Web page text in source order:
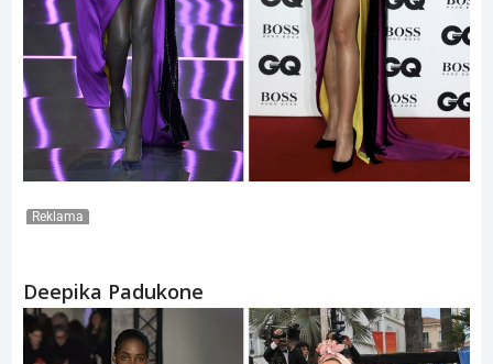
Reklama
Deepika Padukone